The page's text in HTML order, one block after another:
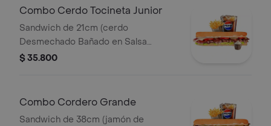
Combo Cerdo Tocineta Junior
Sandwich de 21cm (cerdo
Desmechado Bañado en Salsa
Bbq,tocineta,queso
$ 35.800
Combo Cordero Grande
Sandwich de 38cm (jamón de